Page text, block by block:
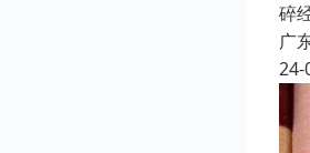
碎
广
24-